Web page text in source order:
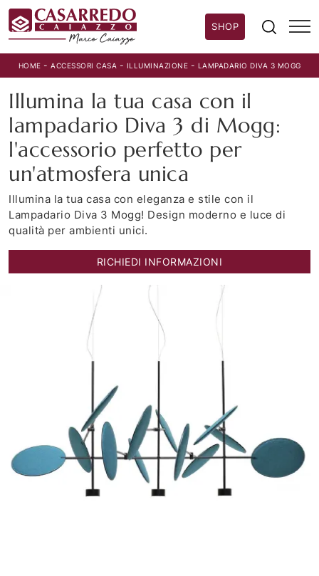
SHOP
HOME - ACCESSORI CASA - ILLUMINAZIONE - LAMPADARIO DIVA 3 MOGG
Illumina la tua casa con il
lampadario Diva 3 di Mogg:
l'accessorio perfetto per
un'atmosfera unica
Illumina la tua casa con eleganza e stile con il
Lampadario Diva 3 Mogg! Design moderno e luce di
qualità per ambienti unici.
RICHIEDI INFORMAZIONI